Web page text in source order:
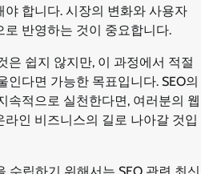
합니다. 시장의 변화와 사용자
반영하는 것이 중요합니다.
은 쉽지 않지만, 이 과정에서 적절
인다면 가능한 목표입니다. SEO의
속적으로 실천한다면, 여러분의 웹
인 비즈니스의 길로 나아갈 것입